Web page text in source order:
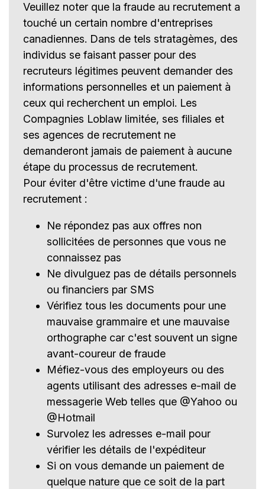
Veuillez noter que la fraude au recrutement a
touché un certain nombre d'entreprises
canadiennes. Dans de tels stratagèmes, des
individus se faisant passer pour des
recruteurs légitimes peuvent demander des
informations personnelles et un paiement à
ceux qui recherchent un emploi. Les
Compagnies Loblaw limitée, ses filiales et
ses agences de recrutement ne
demanderont jamais de paiement à aucune
étape du processus de recrutement.
Pour éviter d'être victime d'une fraude au
recrutement :
Ne répondez pas aux offres non
sollicitées de personnes que vous ne
connaissez pas
Ne divulguez pas de détails personnels
ou financiers par SMS
Vérifiez tous les documents pour une
mauvaise grammaire et une mauvaise
orthographe car c'est souvent un signe
avant-coureur de fraude
Méfiez-vous des employeurs ou des
agents utilisant des adresses e-mail de
messagerie Web telles que @Yahoo ou
@Hotmail
Survolez les adresses e-mail pour
vérifier les détails de l'expéditeur
Si on vous demande un paiement de
quelque nature que ce soit de la part